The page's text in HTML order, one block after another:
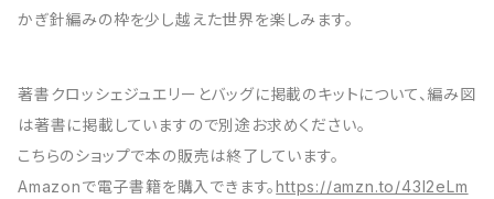
かぎ針編みの枠を少し越えた世界を楽しみます。
著書クロッシェジュエリーとバッグに掲載のキットについて、編み図
は著書に掲載していますので別途お求めください。
こちらのショップで本の販売は終了しています。
Amazonで電子書籍を購入できます。https://amzn.to/43I2eLm